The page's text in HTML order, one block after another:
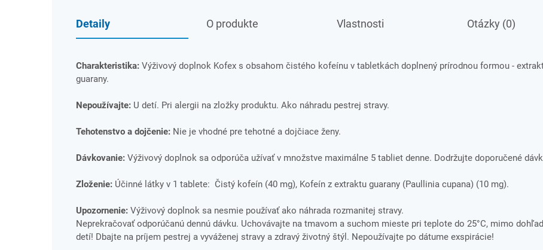
Detaily O produkte Vlastnosti Otázky (0)
Charakteristika: Výživový doplnok Kofex s obsahom čistého kofeínu v tabletkách doplnený prírodnou formou -
guarany.
Nepoužívajte: U detí. Pri alergii na zložky produktu. Ako náhradu pestrej stravy.
Tehotenstvo a dojčenie: Nie je vhodné pre tehotné a dojčiace ženy.
Dávkovanie: Výživový doplnok sa odporúča užívať v množstve maximálne 5 tabliet denne. Dodržujte doporučené
Zloženie: Účinné látky v 1 tablete: Čistý kofeín (40 mg), Kofeín z extraktu guarany (Paullinia cupana) (10 mg).
Upozornenie: Výživový doplnok sa nesmie používať ako náhrada rozmanitej stravy.
Neprekračovať odporúčanú dennú dávku. Uchovávajte na tmavom a suchom mieste pri teplote do 25°C, mimo
detí! Dbajte na príjem pestrej a vyváženej stravy a zdravý životný štýl. Nepoužívajte po dátume exspirácie!